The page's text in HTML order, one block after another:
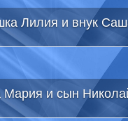
Лилия и внук
и сын